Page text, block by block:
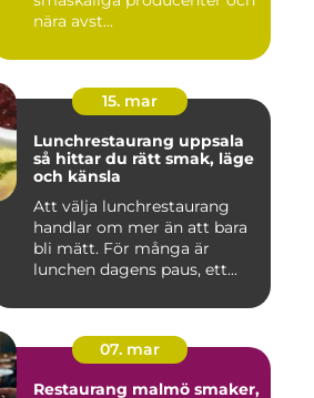
nära avst...
15. mar
Lunchrestaurang uppsala
så hittar du rätt smak, läge
och känsla
Att välja lunchrestaurang
handlar om mer än att bara
bli mätt. För många är
lunchen dagens paus, ett...
07. mar
Restaurang malmö smaker,